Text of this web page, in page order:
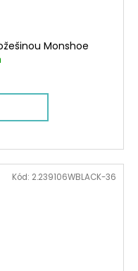
Monshoe
Kód: 2.239106WBLACK-36